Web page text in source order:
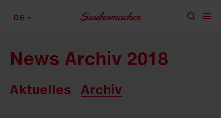
DE
News Archiv 2018
Aktuelles Archiv